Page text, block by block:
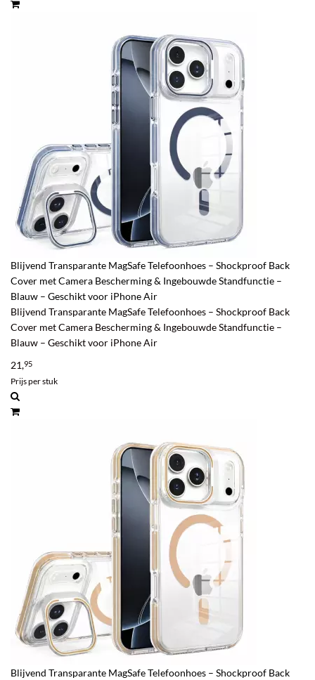
Blijvend Transparante MagSafe Telefoonhoes – Shockproof Back
Cover met Camera Bescherming & Ingebouwde Standfunctie –
Blauw – Geschikt voor iPhone Air
Blijvend Transparante MagSafe Telefoonhoes – Shockproof Back
Cover met Camera Bescherming & Ingebouwde Standfunctie –
Blauw – Geschikt voor iPhone Air
21,95
Prijs per stuk
Blijvend Transparante MagSafe Telefoonhoes – Shockproof Back